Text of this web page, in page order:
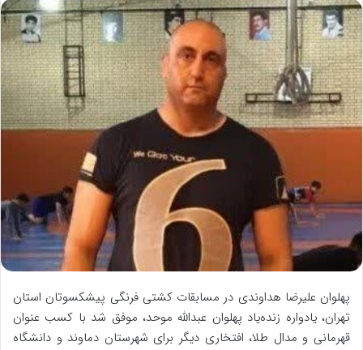
س
ل
ب
ه
ا
ی
ل
پهلوان علیرضا هداوندی در مسابقات کشتی فرنگی پیشکسوتان استان
تهران، یادواره زنده‌یاد پهلوان عبدالله موحد، موفق شد با کسب عنوان
قهرمانی و مدال طلا، افتخاری دیگر برای شهرستان دماوند و دانشگاه